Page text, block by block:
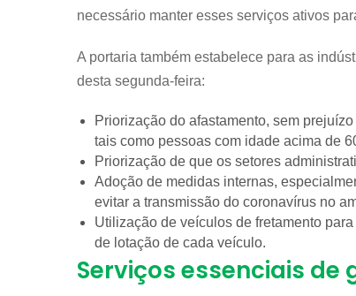
necessário manter esses serviços ativos
A portaria também estabelece para as
desta segunda-feira:
Priorização do afastamento, sem
tais como pessoas com idade acima de
Priorização de que os setores
Adoção de medidas internas,
evitar a transmissão do coronavírus no
Utilização de veículos de fretamento
de lotação de cada veículo.
Serviços essenciais